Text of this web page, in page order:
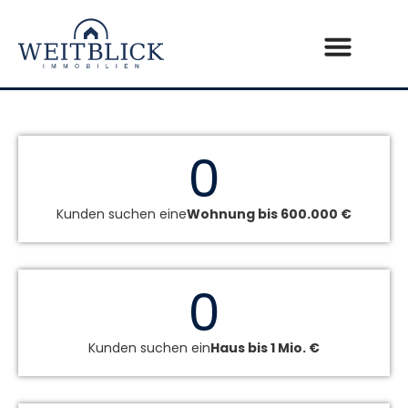
Kunden suchen eineWohnung bis 600.000 €
0
Kunden suchen einHaus bis 1 Mio. €
0